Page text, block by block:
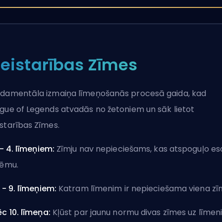
Zīmes
izmaiņa līmeņošanās procesā gaida, kad
of Legends atvadās no žetoniem un sāk lietot
Zīmes.
- 4. līmeņiem: Zīmju nav nepieciešams, kas atspoguļo
- 9. līmeņiem: Katram līmenim ir nepieciešama viena
10. līmeņa: Kļūst par jaunu normu divas zīmes uz